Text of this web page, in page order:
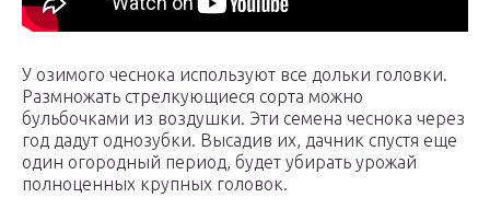
У озимого чеснока используют все дольки головки.
Размножать стрелкующиеся сорта можно
бульбочками из воздушки. Эти семена чеснока через
год дадут однозубки. Высадив их, дачник спустя еще
один огородный период, будет убирать урожай
полноценных крупных головок.